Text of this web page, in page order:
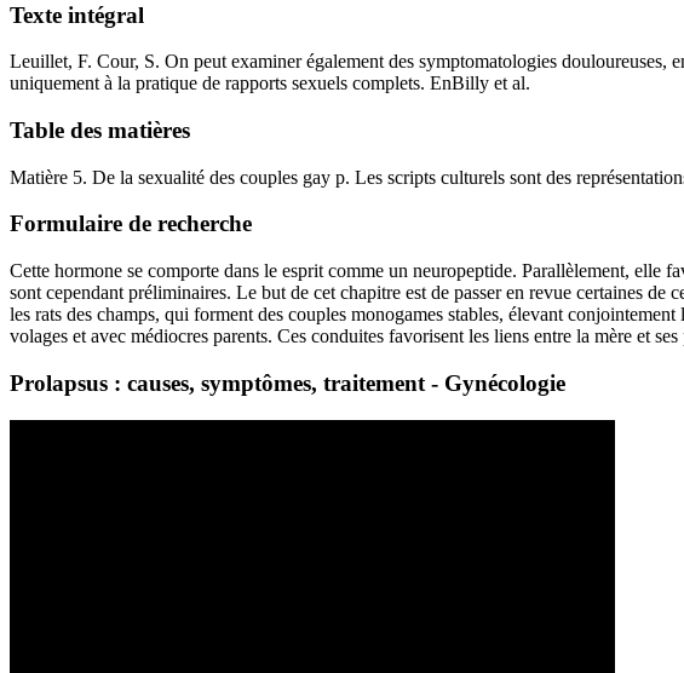
Texte intégral
Leuillet, F. Cour, S. On peut examiner également des symptomatologies
uniquement à la pratique de rapports sexuels complets. EnBilly et al.
Table des matières
Matière 5. De la sexualité des couples gay p. Les scripts culturels sont des
Formulaire de recherche
Cette hormone se comporte dans le esprit comme un neuropeptide. Parallèlement, elle
sont cependant préliminaires. Le but de cet chapitre est de passer en revue certaines
les rats des champs, qui forment des couples monogames stables, élevant
volages et avec médiocres parents. Ces conduites favorisent les liens entre la mère et
Prolapsus : causes, symptômes, traitement - Gynécologie